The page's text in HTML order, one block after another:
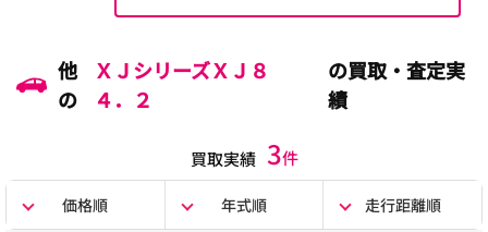
他
の
ＸＪシリーズＸＪ８
４．２
の買取・査定実
績
買取実績 3件
価格順 年式順 走行距離順